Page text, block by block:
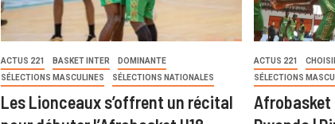
ACTUS 221 BASKET INTER
DOMINANTE
SÉLECTIONS MASCULINES
SÉLECTIONS NATIONALES
Les Lionceaux s’offrent un récital
ACTUS 221
SÉLECTIONS
Afrobasket